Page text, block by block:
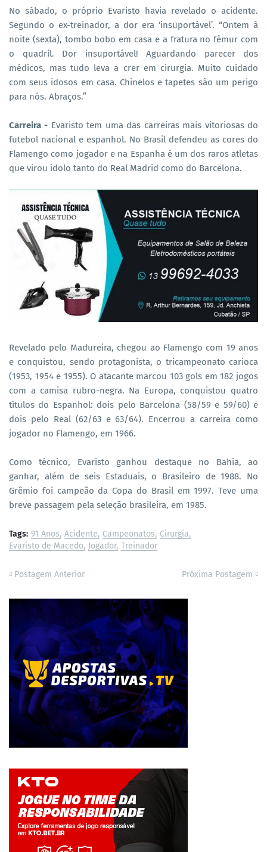
No sábado, o próprio Evaristo havia revelado o acidente.
Segundo o ex-treinador, a dor era ‘insuportável’. “Ontem à
noite (sexta), tombo bobo em casa e a fratura no fêmur com
o quadril. Dor insuportável! Aguardando parecer dos
médicos, mas tudo leva a crer em cirurgia. Muito cuidado
com seus idosos em casa. Chinelos e tapetes são um perigo
para nós. Abraços.”
Carreira - Evaristo tem uma das carreiras mais vitoriosas do
futebol nacional e espanhol. No Brasil defendeu as cores do
Flamengo como jogador e na Espanha é um dos raros atletas
que virou ídolo tanto do Real Madrid como do Barcelona.
Revelado pelo Madureira, chegou ao Flamengo com 19 anos
e conquistou, sendo protagonista, o tricampeonato carioca
(1953, 1954 e 1955). O atacante marcou 103 gols em 182 jogos
com a camisa rubro-negra. Na Europa, conquistou quatro
títulos do Espanhol: dois pelo Barcelona (58/59 e 59/60) e
dois pelo Real (62/63 e 63/64). Encerrou a carreira como
jogador no Flamengo, em 1966.
Como técnico, Evaristo ganhou destaque no Bahia, ao
ganhar, além de seis Estaduais, o Brasileiro de 1988. No
Grêmio foi campeão da Copa do Brasil em 1997. Teve uma
breve passagem pela seleção brasileira, em 1985.
Tags: 91 Anos Acidente Campeonatos Cirurgia
Evaristo de Macedo Jogador Treinador
Postagem Anterior Próxima Postagem